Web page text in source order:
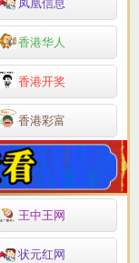
凤凰信息
香港华人
香港开奖
香港彩富
王中王网
状元红网